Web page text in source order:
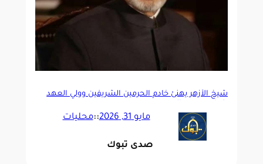
شيخ الأزهر يهنئ خادم الحرمين الشريفين وولي العهد
مايو 31, 2026 ::محليات
صدى تبوك